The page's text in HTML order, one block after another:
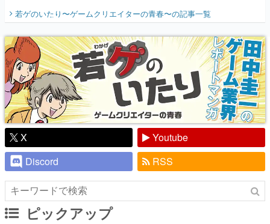
開く。業界の快男児・松山 洋に流れる血は
『少年ジャンプ』色だった【若ゲのいた
り】
若ゲのいたり〜ゲームクリエイターの青春〜の記事一覧
X
Youtube
Discord
RSS
ピックアップ